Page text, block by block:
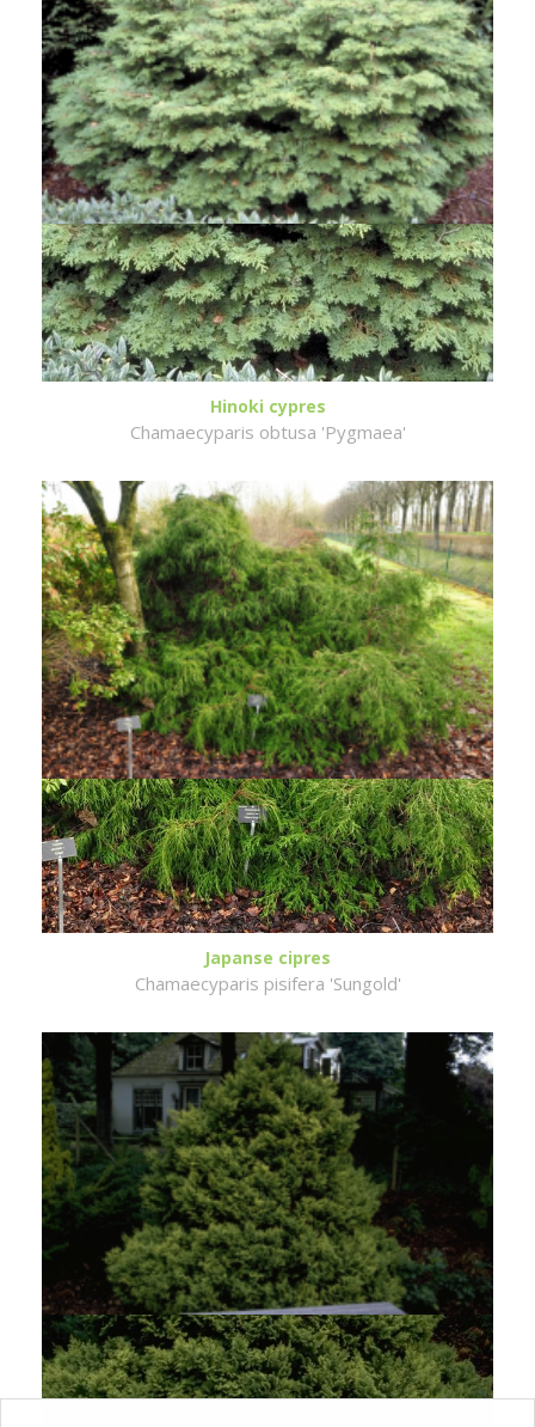
Hinoki cypres
Chamaecyparis obtusa 'Pygmaea'
Japanse cipres
Chamaecyparis pisifera 'Sungold'